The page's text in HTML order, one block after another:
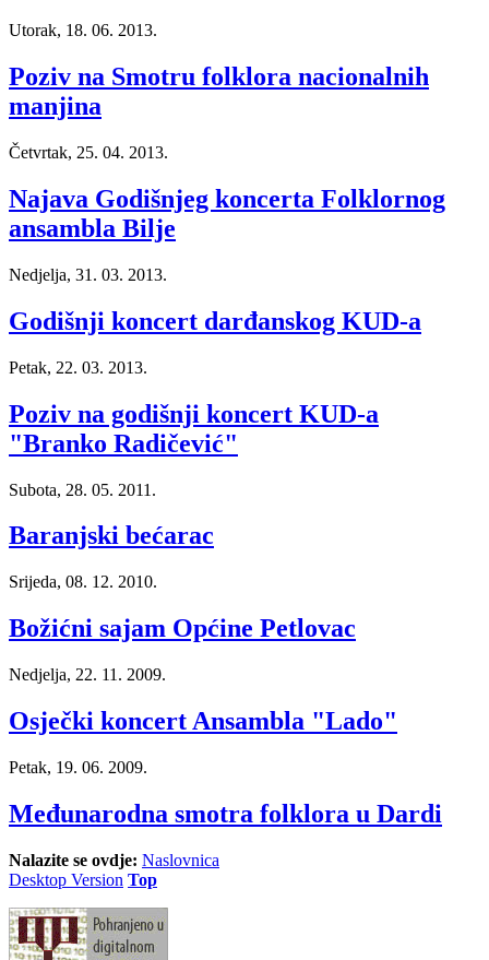
Utorak, 18. 06. 2013.
Poziv na Smotru folklora nacionalnih
manjina
Četvrtak, 25. 04. 2013.
Najava Godišnjeg koncerta Folklornog
ansambla Bilje
Nedjelja, 31. 03. 2013.
Godišnji koncert darđanskog KUD-a
Petak, 22. 03. 2013.
Poziv na godišnji koncert KUD-a
"Branko Radičević"
Subota, 28. 05. 2011.
Baranjski bećarac
Srijeda, 08. 12. 2010.
Božićni sajam Općine Petlovac
Nedjelja, 22. 11. 2009.
Osječki koncert Ansambla "Lado"
Petak, 19. 06. 2009.
Međunarodna smotra folklora u Dardi
Nalazite se ovdje: Naslovnica
Desktop Version Top